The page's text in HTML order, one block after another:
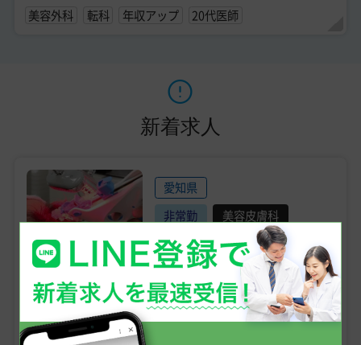
美容外科 転科 年収アップ 20代医師
新着求人
愛知県
非常勤
美容皮膚科
AGA
その他
時給 10,000円
《火曜・アルバイト医師募集》【名古屋／時給 1万円】AGAクリ